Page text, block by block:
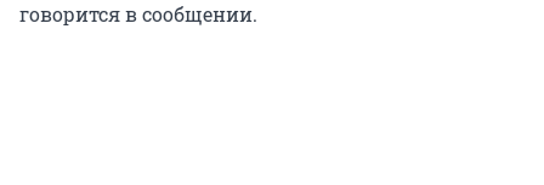
говорится в сообщении.